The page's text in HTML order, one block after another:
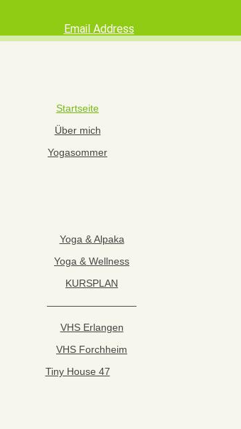
Startseite
Über mich
Yogasommer
Yoga & Alpaka
Yoga & Wellness
KURSPLAN
—————————
VHS Erlangen
VHS Forchheim
Tiny House 47
Email Address